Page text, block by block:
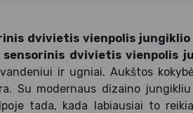
dvivietis vienpolis
sensorinis dvivietis vienpolis
ir ugniai. Aukštos
Su modernaus dizaino
tada, kada labiausiai to